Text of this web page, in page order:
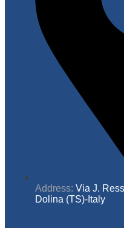
Address: Via J.
Dolina (TS)-Italy